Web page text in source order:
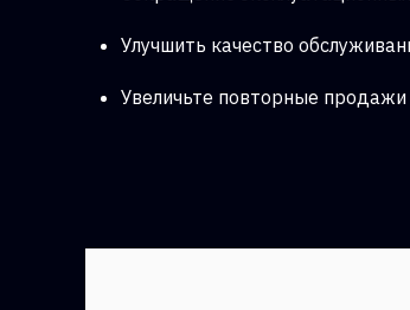
Улучшить качество
Увеличьте повторные продажи